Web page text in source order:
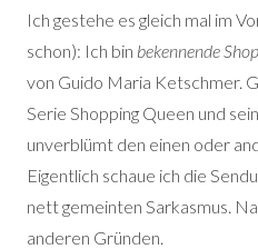
Ich gestehe es gleich mal im
schon): Ich bin bekennende
von Guido Maria Ketschmer.
Serie Shopping Queen und
unverblümt den einen oder
Eigentlich schaue ich die
nett gemeinten Sarkasmus.
anderen Gründen.